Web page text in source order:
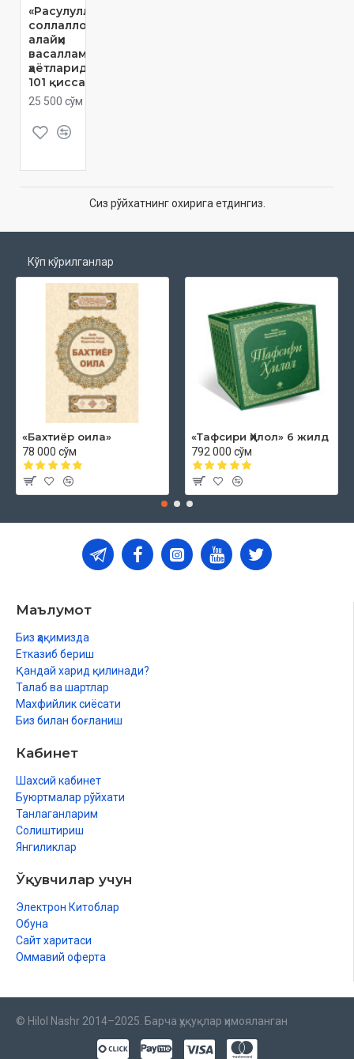
«Расулуллоҳ
соллаллоҳу
алайҳи
васалламнинг
ҳаётларидан
101 қисса»
25 500 сўм
Сиз рўйхатнинг охирига етдингиз.
Кўп кўрилганлар
«Бахтиёр оила»
78 000 сўм
«Тафсири Ҳилол» 6 жилд
792 000 сўм
Маълумот
Биз ҳақимизда
Етказиб бериш
Қандай харид қилинади?
Талаб ва шартлар
Махфийлик сиёсати
Биз билан боғланиш
Кабинет
Шахсий кабинет
Буюртмалар рўйхати
Танлаганларим
Солиштириш
Янгиликлар
Ўқувчилар учун
Электрон Китоблар
Обуна
Сайт харитаси
Оммавий оферта
© Hilol Nashr 2014–2025. Барча ҳуқуқлар ҳимояланган